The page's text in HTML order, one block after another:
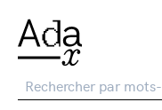
Recherche